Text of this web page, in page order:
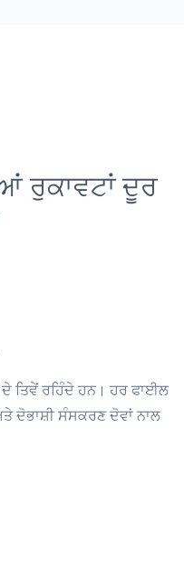
ਰੁਕਾਵਟਾਂ ਦੂਰ
ਤਿਵੇਂ ਰਹਿੰਦੇ ਹਨ। ਹਰ ਫਾਈਲ
ਦੋਭਾਸ਼ੀ ਸੰਸਕਰਣ ਦੋਵਾਂ ਨਾਲ